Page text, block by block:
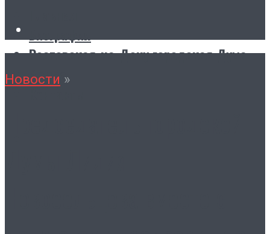
Ростовская-на-Дону городская Дума
Медиа
Новости »